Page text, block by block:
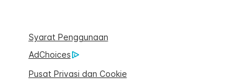
Syarat Penggunaan
AdChoices
Pusat Privasi dan Cookie